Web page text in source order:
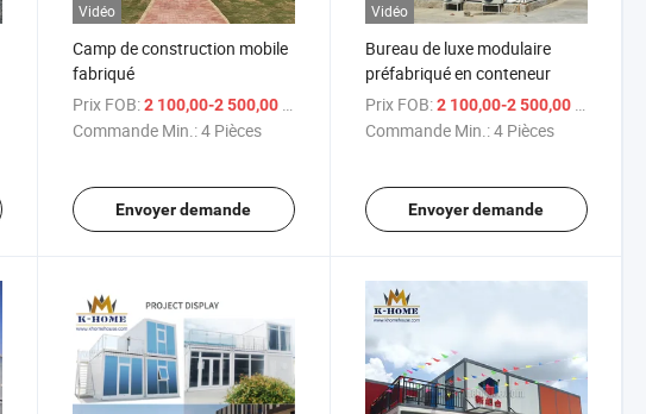
Vidéo
Camp de construction mobile
fabriqué
Prix FOB: 2 100,00-2 500,00 $US
Commande Min.:4 Pièces
Envoyer demande
Vidéo
Bureau de luxe modulaire
préfabriqué en conteneur
Prix FOB: 2 100,00-2 500,00 $US
Commande Min.:4 Pièces
Envoyer demande